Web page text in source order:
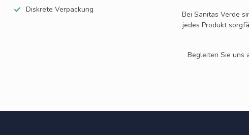
Diskrete Verpackung
Bei Sanitas Verde
jedes Produkt
Begleiten Sie uns